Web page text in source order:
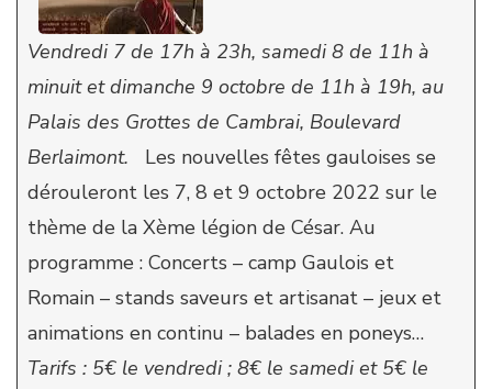
Vendredi 7 de 17h à 23h, samedi 8 de 11h à
minuit et dimanche 9 octobre de 11h à 19h, au
Palais des Grottes de Cambrai, Boulevard
Berlaimont. Les nouvelles fêtes gauloises se
dérouleront les 7, 8 et 9 octobre 2022 sur le
thème de la Xème légion de César. Au
programme : Concerts – camp Gaulois et
Romain – stands saveurs et artisanat – jeux et
animations en continu – balades en poneys…
Tarifs : 5€ le vendredi ; 8€ le samedi et 5€ le